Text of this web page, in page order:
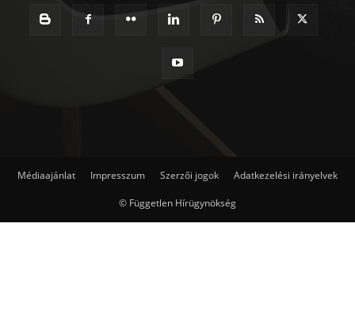
Médiaajánlat Impresszum Szerzői jogok Adatkezelési irányelvek
© Független Hírügynökség